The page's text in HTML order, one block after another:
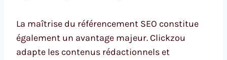
La maîtrise du référencement SEO constitue
également un avantage majeur. Clickzou
adapte les contenus rédactionnels et